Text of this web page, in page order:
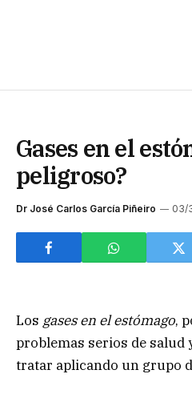
Gases en el
peligroso?
Dr José Carlos García Piñeiro 03/
Los gases en el estómago,
problemas serios de salud
tratar aplicando un grupo